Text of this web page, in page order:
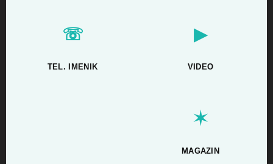
☏
TEL. IMENIK
▶
VIDEO
✶
MAGAZIN